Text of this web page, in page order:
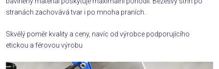
stranách zachovává tvar i po mnoha praních.
Skvělý poměr kvality a ceny, navíc od výrobce podporujícího
etickou a férovou výrobu